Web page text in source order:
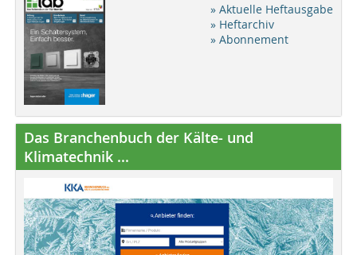
» Aktuelle Heftausgabe
» Heftarchiv
» Abonnement
Das Branchenbuch der Kälte- und
Klimatechnik ...